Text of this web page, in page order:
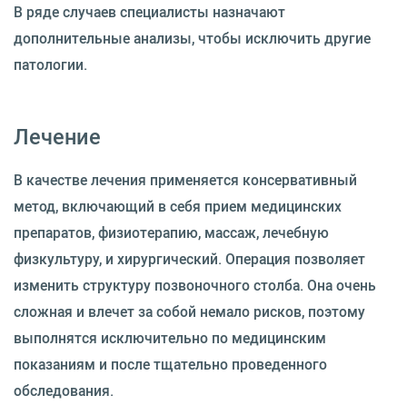
В ряде случаев специалисты назначают
дополнительные анализы, чтобы исключить другие
патологии.
Лечение
В качестве лечения применяется консервативный
метод, включающий в себя прием медицинских
препаратов, физиотерапию, массаж, лечебную
физкультуру, и хирургический. Операция позволяет
изменить структуру позвоночного столба. Она очень
сложная и влечет за собой немало рисков, поэтому
выполнятся исключительно по медицинским
показаниям и после тщательно проведенного
обследования.